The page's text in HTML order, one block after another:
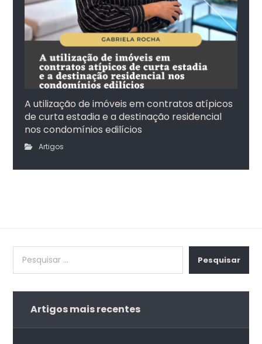
A utilização de imóveis em contratos atípicos
de curta estadia e a destinação residencial
nos condomínios edilícios
Artigos
Pesquisar
Artigos mais recentes